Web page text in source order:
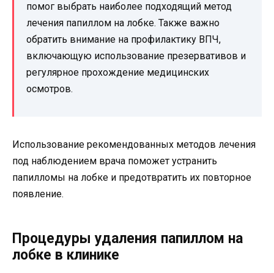
помог выбрать наиболее подходящий метод
лечения папиллом на лобке. Также важно
обратить внимание на профилактику ВПЧ,
включающую использование презервативов и
регулярное прохождение медицинских
осмотров.
Использование рекомендованных методов лечения
под наблюдением врача поможет устранить
папилломы на лобке и предотвратить их повторное
появление.
Процедуры удаления папиллом на
лобке в клинике